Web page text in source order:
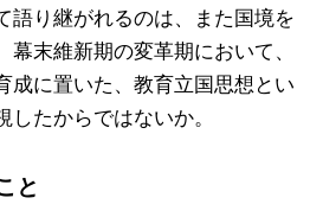
語り継がれるのは、また国境を
末維新期の変革期において、
成に置いた、教育立国思想とい
たからではないか。
と